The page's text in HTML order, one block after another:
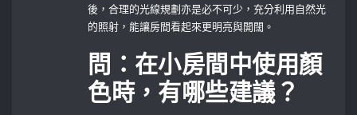
後，合理的光線規劃亦是必不可少，充分利用自然光
的照射，能讓房間看起來更明亮與開闊。
問：在小房間中使用顏
色時，有哪些建議？